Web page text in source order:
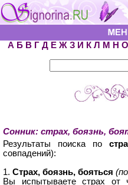
А Б В Г Д Е Ж З И К Л М Н О
Сонник: страх, боязнь,
Результаты поиска по
совпадений):
1.Страх, боязнь, бояться
Вы испытываете страх от